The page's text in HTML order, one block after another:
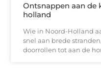
Ontsnappen aan de
holland
Wie in Noord-Holland
snel aan brede
doorrollen tot aan de